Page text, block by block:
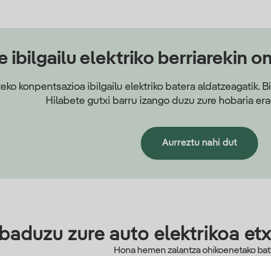
ibilgailu elektriko berriarekin
konpentsazioa ibilgailu elektriko batera aldatzeagatik.
Hilabete gutxi barru izango duzu zure hobaria
Aurreztu nahi dut
zure auto elektrikoa
Hona hemen zalantza ohikoenetako